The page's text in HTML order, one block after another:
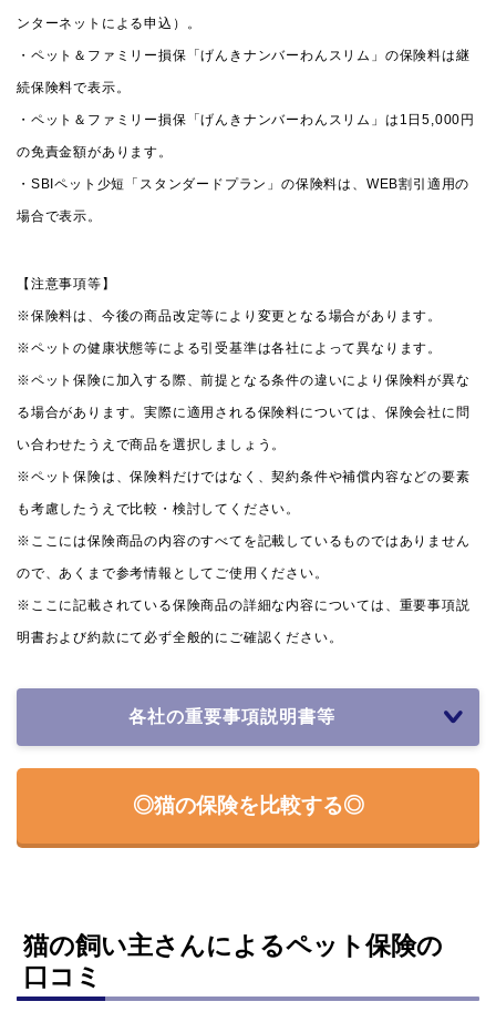
ンターネットによる申込）。
・ペット＆ファミリー損保「げんきナンバーわんスリム」の保険料は継
続保険料で表示。
・ペット＆ファミリー損保「げんきナンバーわんスリム」は1日5,000円
の免責金額があります。
・SBIペット少短「スタンダードプラン」の保険料は、WEB割引適用の
場合で表示。
【注意事項等】
※保険料は、今後の商品改定等により変更となる場合があります。
※ペットの健康状態等による引受基準は各社によって異なります。
※ペット保険に加入する際、前提となる条件の違いにより保険料が異な
る場合があります。実際に適用される保険料については、保険会社に問
い合わせたうえで商品を選択しましょう。
※ペット保険は、保険料だけではなく、契約条件や補償内容などの要素
も考慮したうえで比較・検討してください。
※ここには保険商品の内容のすべてを記載しているものではありません
ので、あくまで参考情報としてご使用ください。
※ここに記載されている保険商品の詳細な内容については、重要事項説
明書および約款にて必ず全般的にご確認ください。
各社の重要事項説明書等
◎猫の保険を比較する◎
猫の飼い主さんによるペット保険の
口コミ